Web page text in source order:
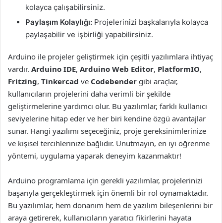
kolayca çalışabilirsiniz.
Paylaşım Kolaylığı: Projelerinizi başkalarıyla kolayca
paylaşabilir ve işbirliği yapabilirsiniz.
Arduino ile projeler geliştirmek için çeşitli yazılımlara ihtiyaç
vardır. Arduino IDE, Arduino Web Editor, PlatformIO,
Fritzing, Tinkercad ve Codebender gibi araçlar,
kullanıcıların projelerini daha verimli bir şekilde
geliştirmelerine yardımcı olur. Bu yazılımlar, farklı kullanıcı
seviyelerine hitap eder ve her biri kendine özgü avantajlar
sunar. Hangi yazılımı seçeceğiniz, proje gereksinimlerinize
ve kişisel tercihlerinize bağlıdır. Unutmayın, en iyi öğrenme
yöntemi, uygulama yaparak deneyim kazanmaktır!
Arduino programlama için gerekli yazılımlar, projelerinizi
başarıyla gerçekleştirmek için önemli bir rol oynamaktadır.
Bu yazılımlar, hem donanım hem de yazılım bileşenlerini bir
araya getirerek, kullanıcıların yaratıcı fikirlerini hayata